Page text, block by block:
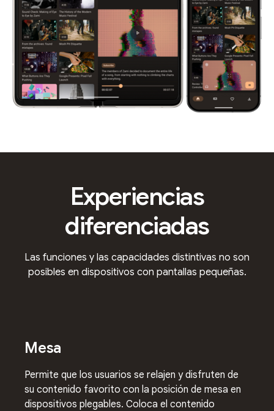
Experiencias
diferenciadas
Las funciones y las capacidades distintivas no son
posibles en dispositivos con pantallas pequeñas.
Mesa
Permite que los usuarios se relajen y disfruten de
su contenido favorito con la posición de mesa en
dispositivos plegables. Coloca el contenido